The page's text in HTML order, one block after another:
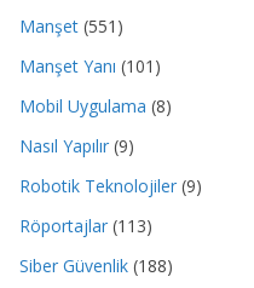
Manşet (551)
Manşet Yanı (101)
Mobil Uygulama (8)
Nasıl Yapılır (9)
Robotik Teknolojiler (9)
Röportajlar (113)
Siber Güvenlik (188)